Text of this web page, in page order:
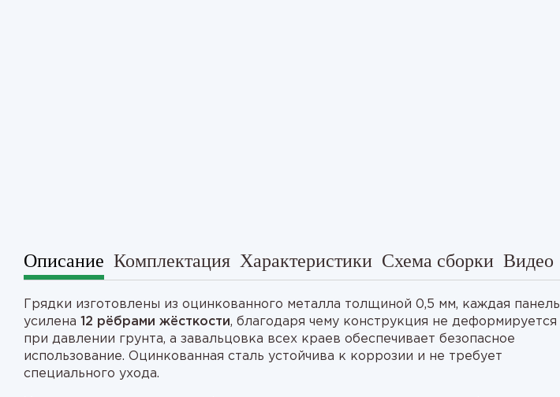
Описание Комплектация Характеристики Схема сборки Видео
Грядки изготовлены из оцинкованного металла толщиной 0,5 мм, каждая панель
усилена 12 рёбрами жёсткости, благодаря чему конструкция не деформируется
при давлении грунта, а завальцовка всех краев обеспечивает безопасное
использование. Оцинкованная сталь устойчива к коррозии и не требует
специального ухода.